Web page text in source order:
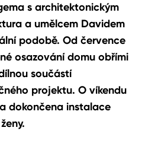
s architektonickým
a umělcem Davidem
podobě. Od července
osazování domu obřími
součástí
projektu. O víkendu
dokončena instalace